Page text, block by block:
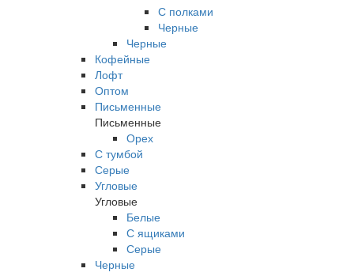
С полками
Черные
Черные
Кофейные
Лофт
Оптом
Письменные
Письменные
Орех
С тумбой
Серые
Угловые
Угловые
Белые
С ящиками
Серые
Черные